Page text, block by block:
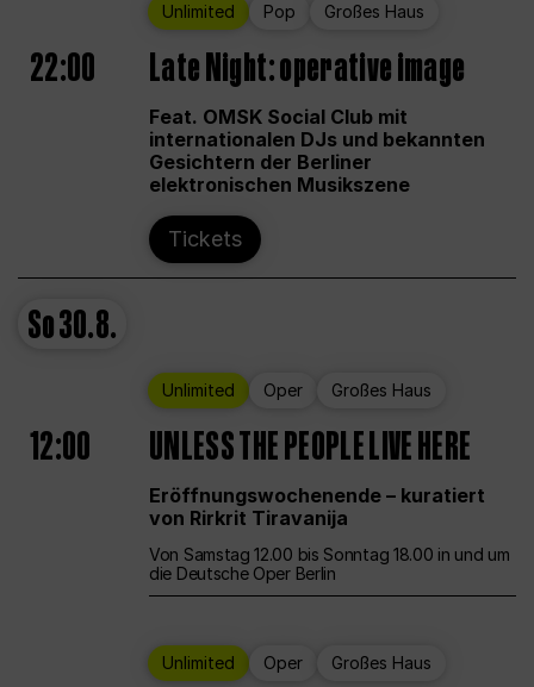
Unlimited Pop Großes Haus
22:00 Late Night: operative image
Feat. OMSK Social Club mit
internationalen DJs und bekannten
Gesichtern der Berliner
elektronischen Musikszene
Tickets
So30.8.
Unlimited Oper Großes Haus
12:00 UNLESS THE PEOPLE LIVE HERE
Eröffnungswochenende – kuratiert
von Rirkrit Tiravanija
Von Samstag 12.00 bis Sonntag 18.00 in und um
die Deutsche Oper Berlin
Unlimited Oper Großes Haus